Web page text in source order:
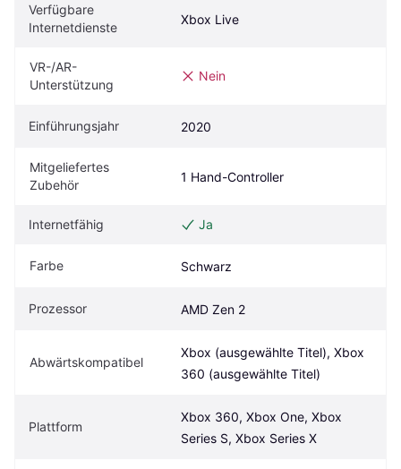
Verfügbare
Internetdienste
Xbox Live
VR-/AR-
Unterstützung
Nein
Einführungsjahr 2020
Mitgeliefertes
Zubehör
1 Hand-Controller
Internetfähig Ja
Farbe Schwarz
Prozessor AMD Zen 2
Abwärtskompatibel
Xbox (ausgewählte Titel), Xbox
360 (ausgewählte Titel)
Plattform
Xbox 360, Xbox One, Xbox
Series S, Xbox Series X